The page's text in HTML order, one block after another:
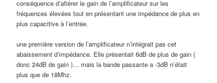
conséquence d’altérer le gain de l’amplificateur sur les
fréquences élevées tout en présentant une impédance de plus en
plus capacitive à l’entrée.
une première version de l’amplificateur n’intégrait pas cet
abaissement d’impédance. Elle présentait 6dB de plus de gain (
donc 24dB de gain )… mais la bande passante a -3dB n’était
plus que de 18Mhz.